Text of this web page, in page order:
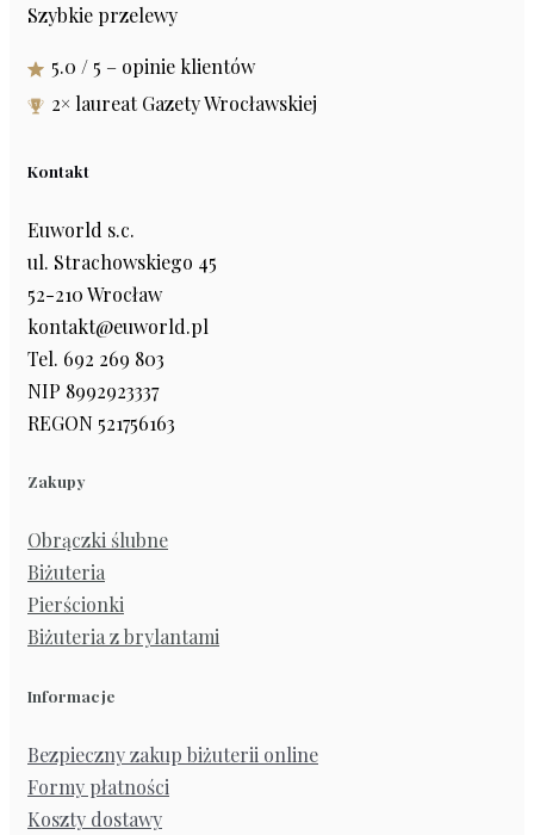
Szybkie przelewy
5.0 / 5 – opinie klientów
2× laureat Gazety Wrocławskiej
Kontakt
Euworld s.c.
ul. Strachowskiego 45
52-210 Wrocław
kontakt@euworld.pl
Tel. 692 269 803
NIP 8992923337
REGON 521756163
Zakupy
Obrączki ślubne
Biżuteria
Pierścionki
Biżuteria z brylantami
Informacje
Bezpieczny zakup biżuterii online
Formy płatności
Koszty dostawy